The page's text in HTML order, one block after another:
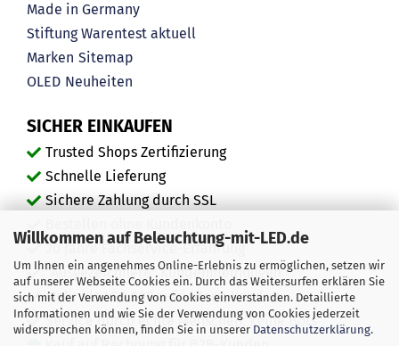
Willkommen auf Beleuchtung-mit-LED.de
Um Ihnen ein angenehmes Online-Erlebnis zu ermöglichen, setzen wir
auf unserer Webseite Cookies ein. Durch das Weitersurfen erklären Sie
sich mit der Verwendung von Cookies einverstanden. Detaillierte
Informationen und wie Sie der Verwendung von Cookies jederzeit
widersprechen können, finden Sie in unserer Datenschutzerklärung.
Made in Germany
Stiftung Warentest aktuell
Marken Sitemap
OLED Neuheiten
SICHER EINKAUFEN
Trusted Shops Zertifizierung
Schnelle Lieferung
Sichere Zahlung durch SSL
20 Jahre Fachservice-Erfahrung
"Ausgezeichnete" Kundenmeinungen
Mehr als 450.000 zufriedene Kunden
Service durch echte Menschen, keine Bots